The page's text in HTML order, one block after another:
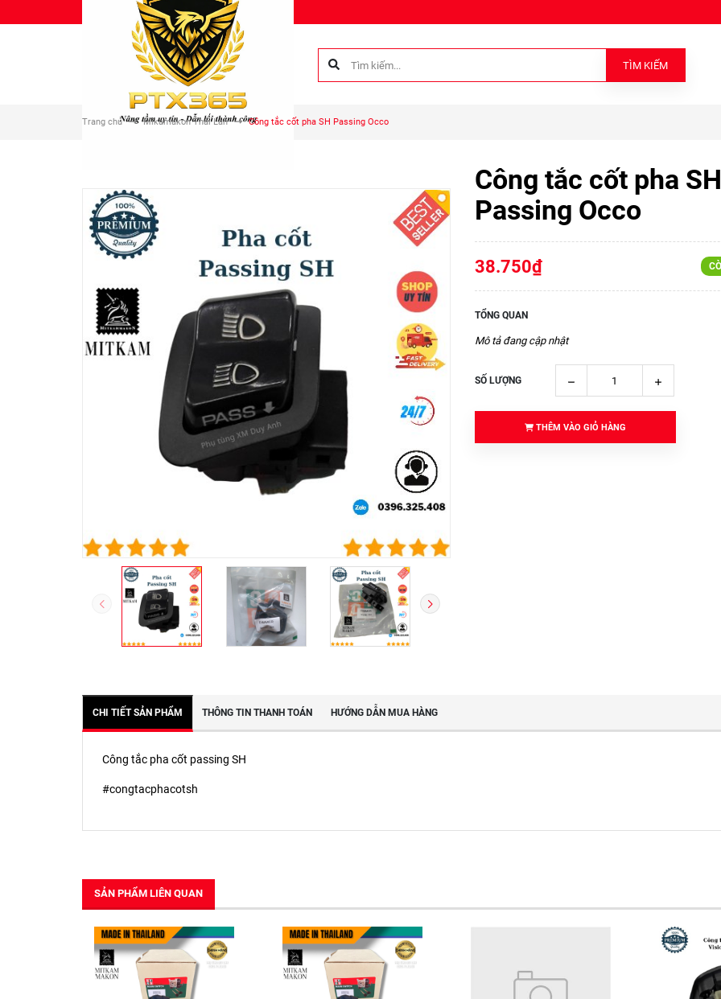
Chào mừng bạn đến với Phụ tùng Duy Anh!
TÌM KIẾM
Trang chủ Mikamakon Thái Lan Công tắc cốt pha SH Passing Occo
Công tắc cốt pha SH
Passing Occo
38.750₫
TỔNG QUAN
Mô tả đang cập nhật
SỐ LƯỢNG
THÊM VÀO GIỎ HÀNG
CHI TIẾT SẢN PHẨM THÔNG TIN THANH TOÁN HƯỚNG DẪN MUA HÀNG
Công tắc pha cốt passing SH
#congtacphacotsh
SẢN PHẨM LIÊN QUAN